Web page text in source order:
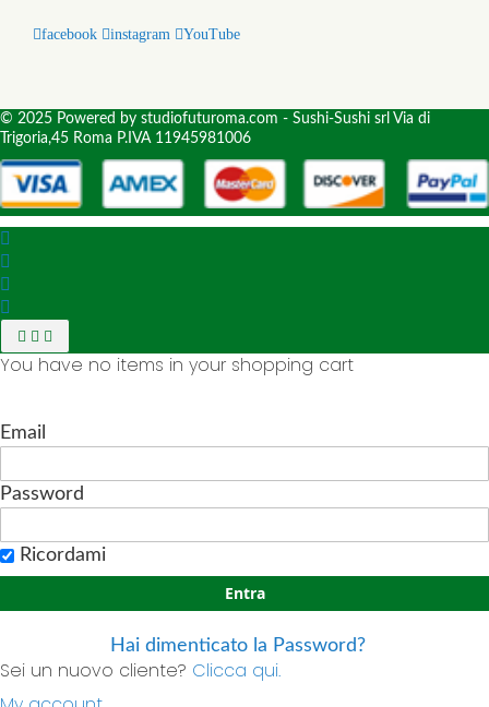
facebook instagram YouTube
© 2025 Powered by studiofuturoma.com - Sushi-Sushi srl Via di
Trigoria,45 Roma P.IVA 11945981006
You have no items in your shopping cart
Email
Password
Ricordami
Entra
Hai dimenticato la Password?
Sei un nuovo cliente? Clicca qui.